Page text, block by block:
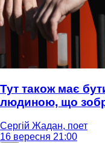
Тут також має
людиною, що
Сергій Жадан, поет
16 вересня 21:00